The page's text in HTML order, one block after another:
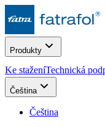
Produkty
Ke staženíTechnická
Čeština
Čeština